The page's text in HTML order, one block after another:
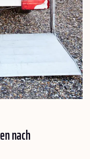
nach